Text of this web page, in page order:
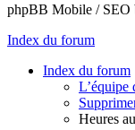
phpBB Mobile / SEO
Index du forum
Index du forum
L’équipe
Heures